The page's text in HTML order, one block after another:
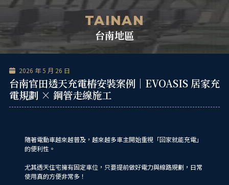
主
要
內
單 TAINAN
台南地區
2026 年 5 月 26 日
台南官田透天充電樁安裝案例｜EVOASIS 居家充
電規劃 × 鋼管走線施工
隨著電動車越來越普及，越來越多車主開始重視「回家就能充電」
的便利性。
尤其透天住宅擁有固定車位，只要提前做好電力與線路規劃，日常
使用真的方便非常多！